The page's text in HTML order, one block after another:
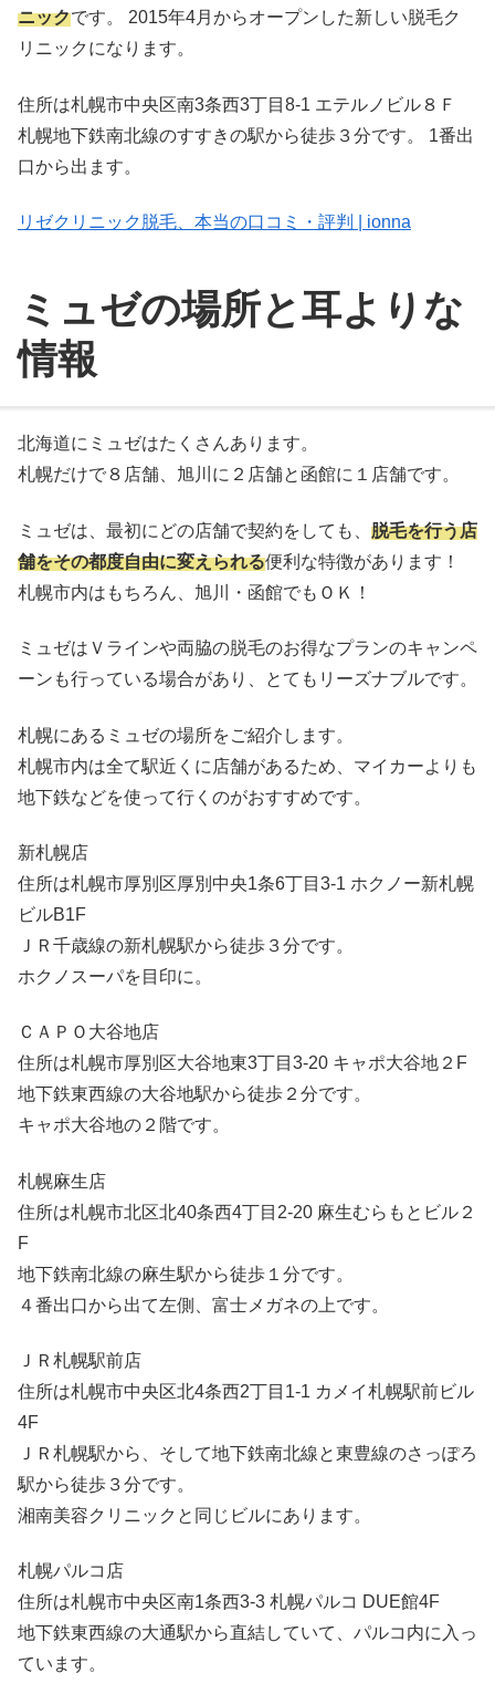
ニックです。 2015年4月からオープンした新しい脱毛ク
リニックになります。
住所は札幌市中央区南3条西3丁目8-1 エテルノビル８Ｆ
札幌地下鉄南北線のすすきの駅から徒歩３分です。 1番出
口から出ます。
リゼクリニック脱毛、本当の口コミ・評判 | ionna
ミュゼの場所と耳よりな
情報
北海道にミュゼはたくさんあります。
札幌だけで８店舗、旭川に２店舗と函館に１店舗です。
ミュゼは、最初にどの店舗で契約をしても、 脱毛を行う店
舗をその都度自由に変えられる便利な特徴があります！
札幌市内はもちろん、旭川・函館でもＯＫ！
ミュゼはＶラインや両脇の脱毛のお得なプランのキャンペ
ーンも行っている場合があり、とてもリーズナブルです。
札幌にあるミュゼの場所をご紹介します。
札幌市内は全て駅近くに店舗があるため、マイカーよりも
地下鉄などを使って行くのがおすすめです。
新札幌店
住所は札幌市厚別区厚別中央1条6丁目3-1 ホクノー新札幌
ビルB1F
ＪＲ千歳線の新札幌駅から徒歩３分です。
ホクノスーパを目印に。
ＣＡＰＯ大谷地店
住所は札幌市厚別区大谷地東3丁目3-20 キャポ大谷地２F
地下鉄東西線の大谷地駅から徒歩２分です。
キャポ大谷地の２階です。
札幌麻生店
住所は札幌市北区北40条西4丁目2-20 麻生むらもとビル２
F
地下鉄南北線の麻生駅から徒歩１分です。
４番出口から出て左側、富士メガネの上です。
ＪＲ札幌駅前店
住所は札幌市中央区北4条西2丁目1-1 カメイ札幌駅前ビル
4F
ＪＲ札幌駅から、そして地下鉄南北線と東豊線のさっぽろ
駅から徒歩３分です。
湘南美容クリニックと同じビルにあります。
札幌パルコ店
住所は札幌市中央区南1条西3-3 札幌パルコ DUE館4F
地下鉄東西線の大通駅から直結していて、パルコ内に入っ
ています。